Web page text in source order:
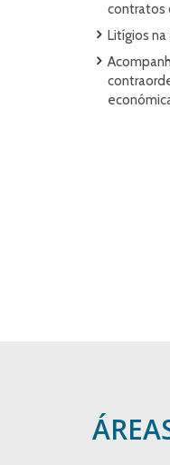
contratos
Litígios